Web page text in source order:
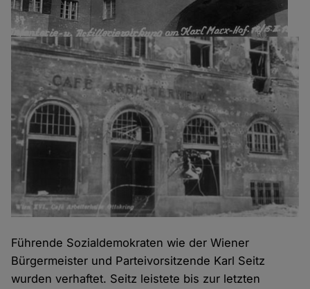
Führende Sozialdemokraten wie der Wiener
Bürgermeister und Parteivorsitzende Karl Seitz
wurden verhaftet. Seitz leistete bis zur letzten